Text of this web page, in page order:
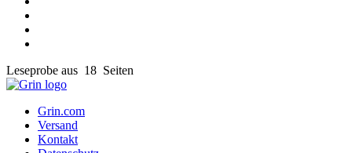
Leseprobe aus 18 Seiten
Grin.com
Versand
Kontakt